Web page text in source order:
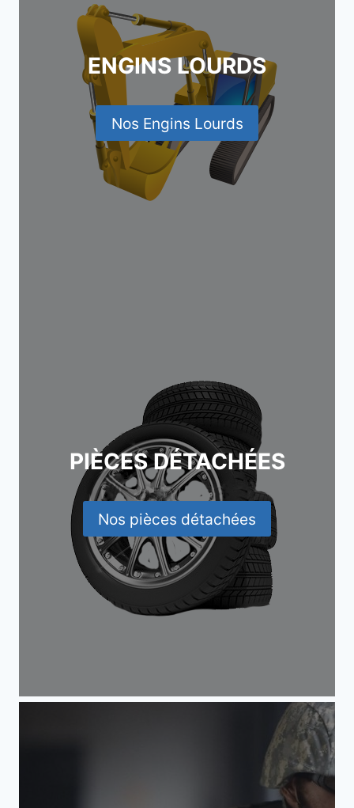
ENGINS LOURDS
Nos Engins Lourds
PIÈCES DÉTACHÉES
Nos pièces détachées